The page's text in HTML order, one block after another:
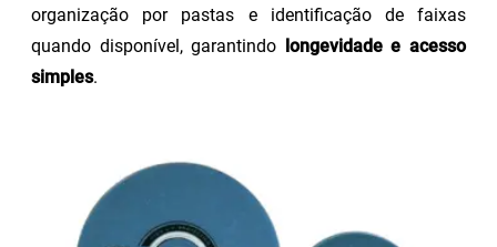
organização por pastas e identificação de faixas
quando disponível, garantindo longevidade e acesso
simples.